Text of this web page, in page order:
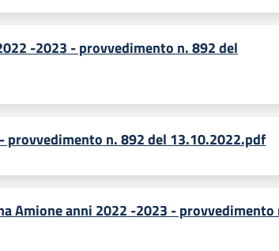
-2023 - provvedimento n. 892 del
n. 892 del 13.10.2022.pdf
Amione anni 2022 -2023 - provvedimento